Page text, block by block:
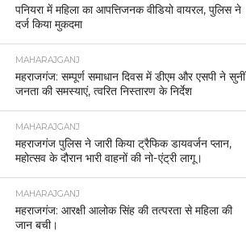
पनियरा में महिला का आपत्तिजनक वीडियो वायरल, पुलिस ने
दर्ज किया मुकदमा
MAHARAJGANJ
महराजगंज: सम्पूर्ण समाधान दिवस में डीएम और एसपी ने सुनीं
जनता की समस्याएं, त्वरित निस्तारण के निर्देश
MAHARAJGANJ
महराजगंज पुलिस ने जारी किया ट्रैफिक डायवर्जन प्लान,
महोत्सव के दौरान भारी वाहनों की नो-एंट्री लागू।
MAHARAJGANJ
महराजगंज: आरक्षी आलोक सिंह की तत्परता से महिला की
जान बची।